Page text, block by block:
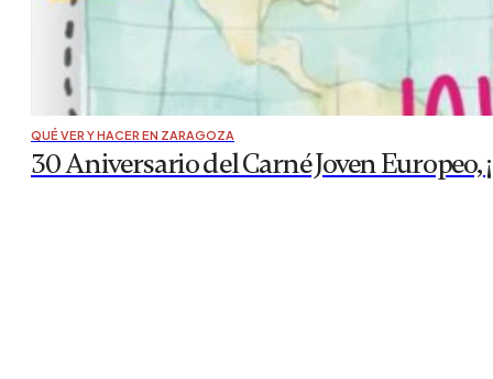
QUÉ VER Y HACER EN ZARAGOZA
30 Aniversario del Carné Joven Europeo,